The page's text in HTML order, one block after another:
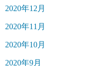
2020年12月
2020年11月
2020年10月
2020年9月